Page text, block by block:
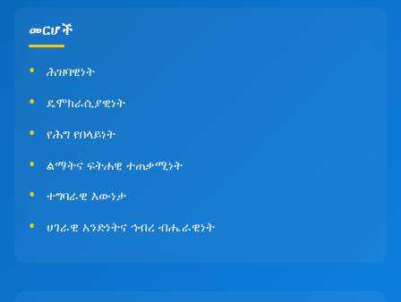
መርሆች
ሕዝባዊነት
ዴሞክራሲያዊነት
የሕግ የበላይነት
ልማትና ፍትሐዊ ተጠቃሚነት
ተግባራዊ እውነታ
ሀገራዊ አንድነትና ኅብረ ብሔራዊነት